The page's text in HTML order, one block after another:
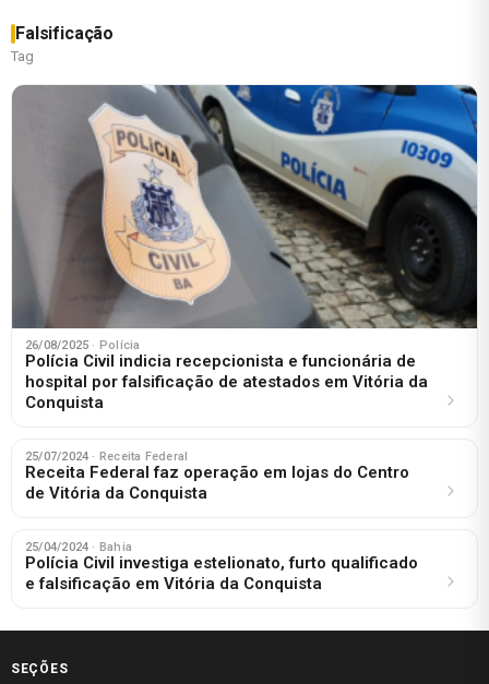
Falsificação
Tag
26/08/2025 · Polícia
Polícia Civil indicia recepcionista e funcionária de
hospital por falsificação de atestados em Vitória da
Conquista
25/07/2024 · Receita Federal
Receita Federal faz operação em lojas do Centro
de Vitória da Conquista
25/04/2024 · Bahia
Polícia Civil investiga estelionato, furto qualificado
e falsificação em Vitória da Conquista
SEÇÕES